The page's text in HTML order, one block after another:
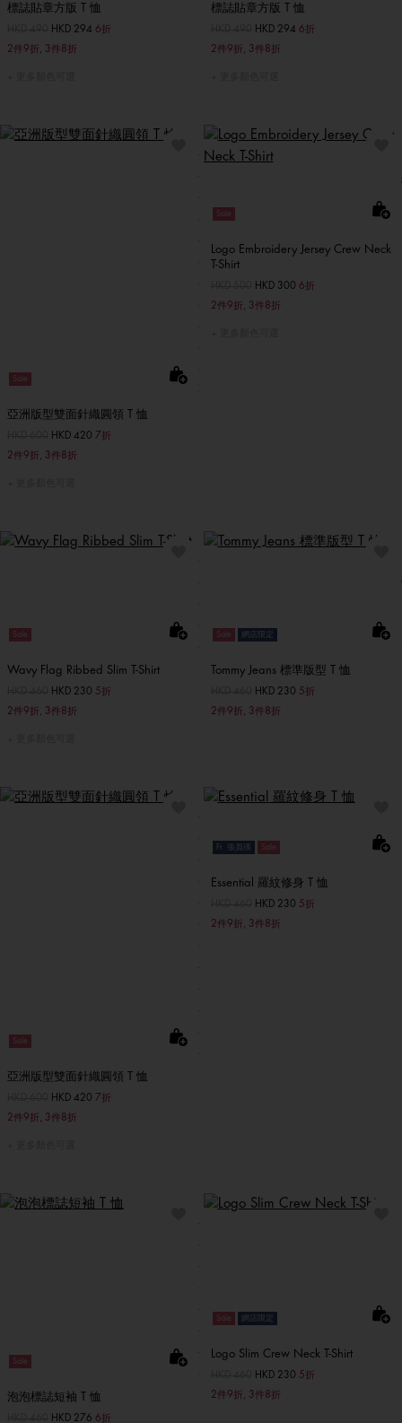
標誌貼章方版 T 恤
價格扣減從至HKD 294 6折
2件9折, 3件8折
標誌貼章方版 T 恤
價格扣減從至HKD 294 6折
2件9折, 3件8折
Sale
亞洲版型雙面針織圓領 T 恤
價格扣減從至HKD 420 7折
2件9折, 3件8折
Sale
Logo Embroidery Jersey Crew Neck
T-Shirt
價格扣減從至HKD 300 6折
2件9折, 3件8折
Sale
Wavy Flag Ribbed Slim T-Shirt
價格扣減從至HKD 230 5折
2件9折, 3件8折
Sale 網店限定
Tommy Jeans 標準版型 T 恤
價格扣減從至HKD 230 5折
2件9折, 3件8折
Sale
亞洲版型雙面針織圓領 T 恤
價格扣減從至HKD 420 7折
2件9折, 3件8折
Ft. 張員瑛 Sale
Essential 羅紋修身 T 恤
價格扣減從至HKD 230 5折
2件9折, 3件8折
Sale
泡泡標誌短袖 T 恤
價格扣減從至HKD 276 6折
Sale 網店限定
Logo Slim Crew Neck T-Shirt
價格扣減從至HKD 230 5折
2件9折, 3件8折